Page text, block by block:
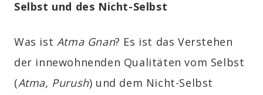
Selbst und des Nicht-Selbst
Was ist Atma Gnan? Es ist das Verstehen
der innewohnenden Qualitäten vom Selbst
(Atma, Purush) und dem Nicht-Selbst